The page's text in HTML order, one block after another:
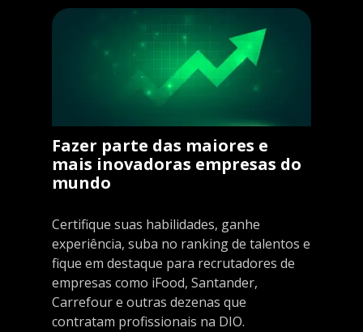
Fazer parte das maiores e
mais inovadoras empresas do
mundo
Certifique suas habilidades, ganhe
experiência, suba no ranking de talentos e
fique em destaque para recrutadores de
empresas como iFood, Santander,
Carrefour e outras dezenas que
contratam profissionais na DIO.